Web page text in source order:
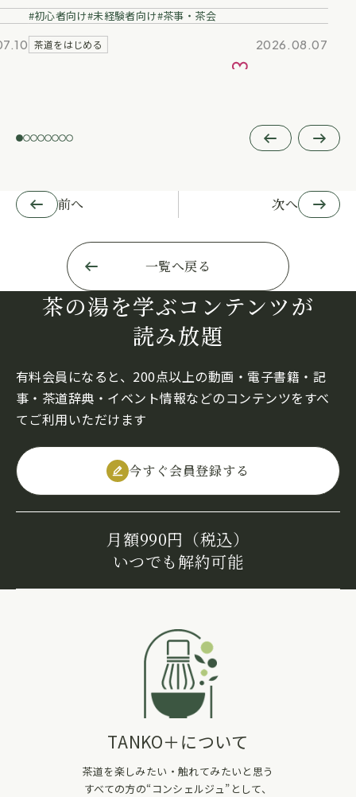
者向け 茶事・茶会
前へ 次へ
前へ 次へ
一覧へ戻る
茶の湯を学ぶコンテンツが
読み放題
有料会員になると、200点以上の動画・電子書籍・記
事・茶道辞典・イベント情報などのコンテンツをすべ
てご利用いただけます
今すぐ会員登録する
月額990円（税込）
いつでも解約可能
TANKO＋について
茶道を楽しみたい・触れてみたいと思う
すべての方の“コンシェルジュ”として、